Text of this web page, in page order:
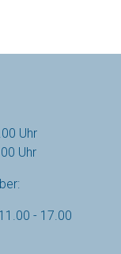
Uhr
Uhr
- 17.00